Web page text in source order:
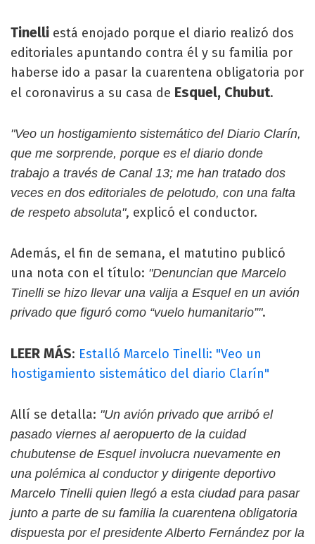
Tinelli está enojado porque el diario realizó dos
editoriales apuntando contra él y su familia por
haberse ido a pasar la cuarentena obligatoria por
el coronavirus a su casa de Esquel, Chubut.
"Veo un hostigamiento sistemático del Diario Clarín,
que me sorprende, porque es el diario donde
trabajo a través de Canal 13; me han tratado dos
veces en dos editoriales de pelotudo, con una falta
de respeto absoluta", explicó el conductor.
Además, el fin de semana, el matutino publicó
una nota con el título: "Denuncian que Marcelo
Tinelli se hizo llevar una valija a Esquel en un avión
privado que figuró como “vuelo humanitario”".
LEER MÁS: Estalló Marcelo Tinelli: "Veo un
hostigamiento sistemático del diario Clarín"
Allí se detalla: "Un avión privado que arribó el
pasado viernes al aeropuerto de la cuidad
chubutense de Esquel involucra nuevamente en
una polémica al conductor y dirigente deportivo
Marcelo Tinelli quien llegó a esta ciudad para pasar
junto a parte de su familia la cuarentena obligatoria
dispuesta por el presidente Alberto Fernández por la